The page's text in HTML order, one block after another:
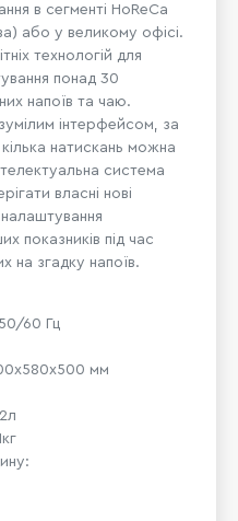
в сегменті HoReCa
або у великому офісі.
технологій для
понад 30
напоїв та чаю.
інтерфейсом, за
натискань можна
система
власні нові
показників під час
на згадку напоїв.
60 Гц
мм